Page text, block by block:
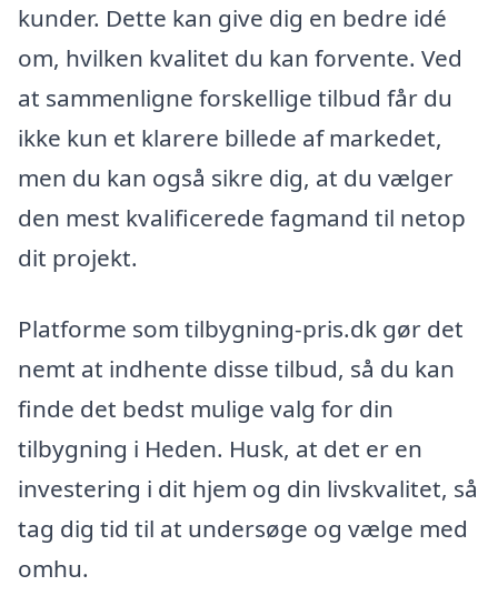
kunder. Dette kan give dig en bedre idé
om, hvilken kvalitet du kan forvente. Ved
at sammenligne forskellige tilbud får du
ikke kun et klarere billede af markedet,
men du kan også sikre dig, at du vælger
den mest kvalificerede fagmand til netop
dit projekt.
Platforme som tilbygning-pris.dk gør det
nemt at indhente disse tilbud, så du kan
finde det bedst mulige valg for din
tilbygning i Heden. Husk, at det er en
investering i dit hjem og din livskvalitet, så
tag dig tid til at undersøge og vælge med
omhu.